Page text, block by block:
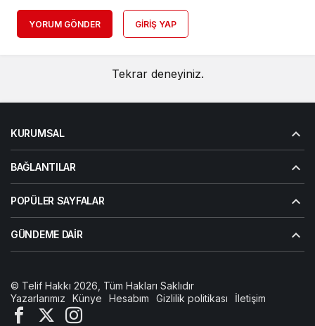
YORUM GÖNDER GIRIŞ YAP
Tekrar deneyiniz.
KURUMSAL
BAĞLANTILAR
POPÜLER SAYFALAR
GÜNDEME DAIR
© Telif Hakkı 2026, Tüm Hakları Saklıdır
Yazarlarımız
Künye Hesabım Gizlilik politikası İletişim